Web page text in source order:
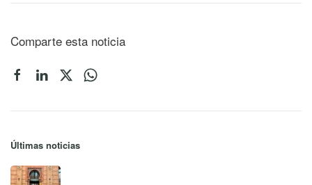
Comparte esta noticia
Últimas noticias